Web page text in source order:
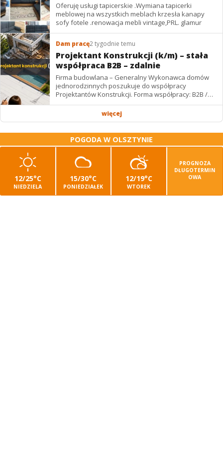
Oferuję usługi tapicerskie .Wymiana tapicerki
meblowej na wszystkich meblach krzesła kanapy
sofy fotele .renowacja mebli vintage,PRL. glamur
Dam pracę2 tygodnie temu
Projektant Konstrukcji (k/m) – stała
współpraca B2B – zdalnie
Firma budowlana – Generalny Wykonawca domów
jednorodzinnych poszukuje do współpracy
Projektantów Konstrukcji. Forma współpracy: B2B /
więcej
POGODA W OLSZTYNIE
12/25°C
NIEDZIELA
15/30°C
PONIEDZIAŁEK
12/19°C
WTOREK
PROGNOZA
DŁUGOTERMIN
OWA